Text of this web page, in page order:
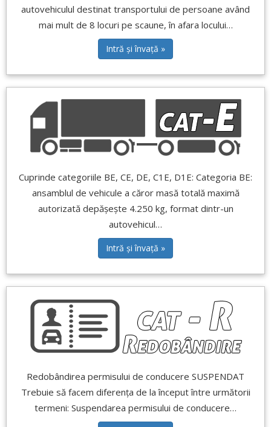
autovehiculul destinat transportului de persoane având
mai mult de 8 locuri pe scaune, în afara locului…
Intră și învață »
Cuprinde categoriile BE, CE, DE, C1E, D1E: Categoria BE:
ansamblul de vehicule a căror masă totală maximă
autorizată depășește 4.250 kg, format dintr-un
autovehicul…
Intră și învață »
Redobândirea permisului de conducere SUSPENDAT
Trebuie să facem diferența de la început între următorii
termeni: Suspendarea permisului de conducere…